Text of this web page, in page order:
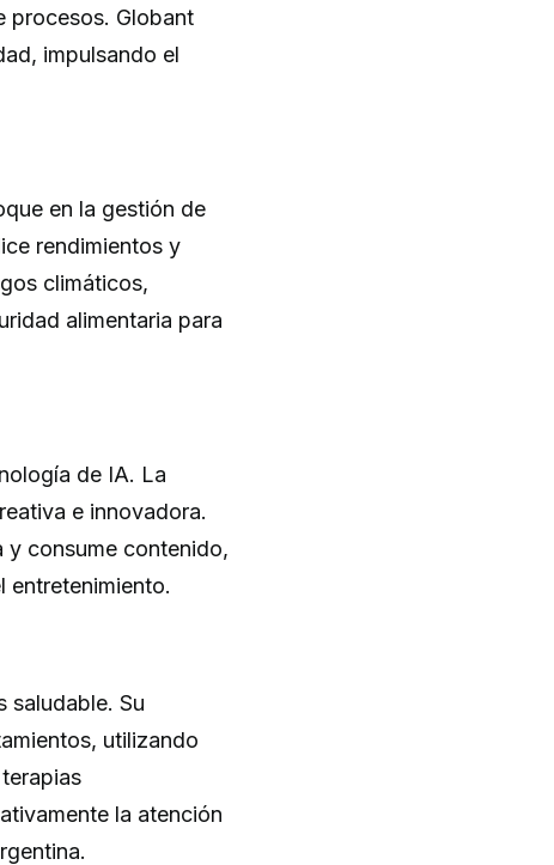
procesos. Globant
impulsando el
en la gestión de
rendimientos y
climáticos,
alimentaria para
de IA. La
e innovadora.
y consume contenido,
entretenimiento.
saludable. Su
utilizando
la atención